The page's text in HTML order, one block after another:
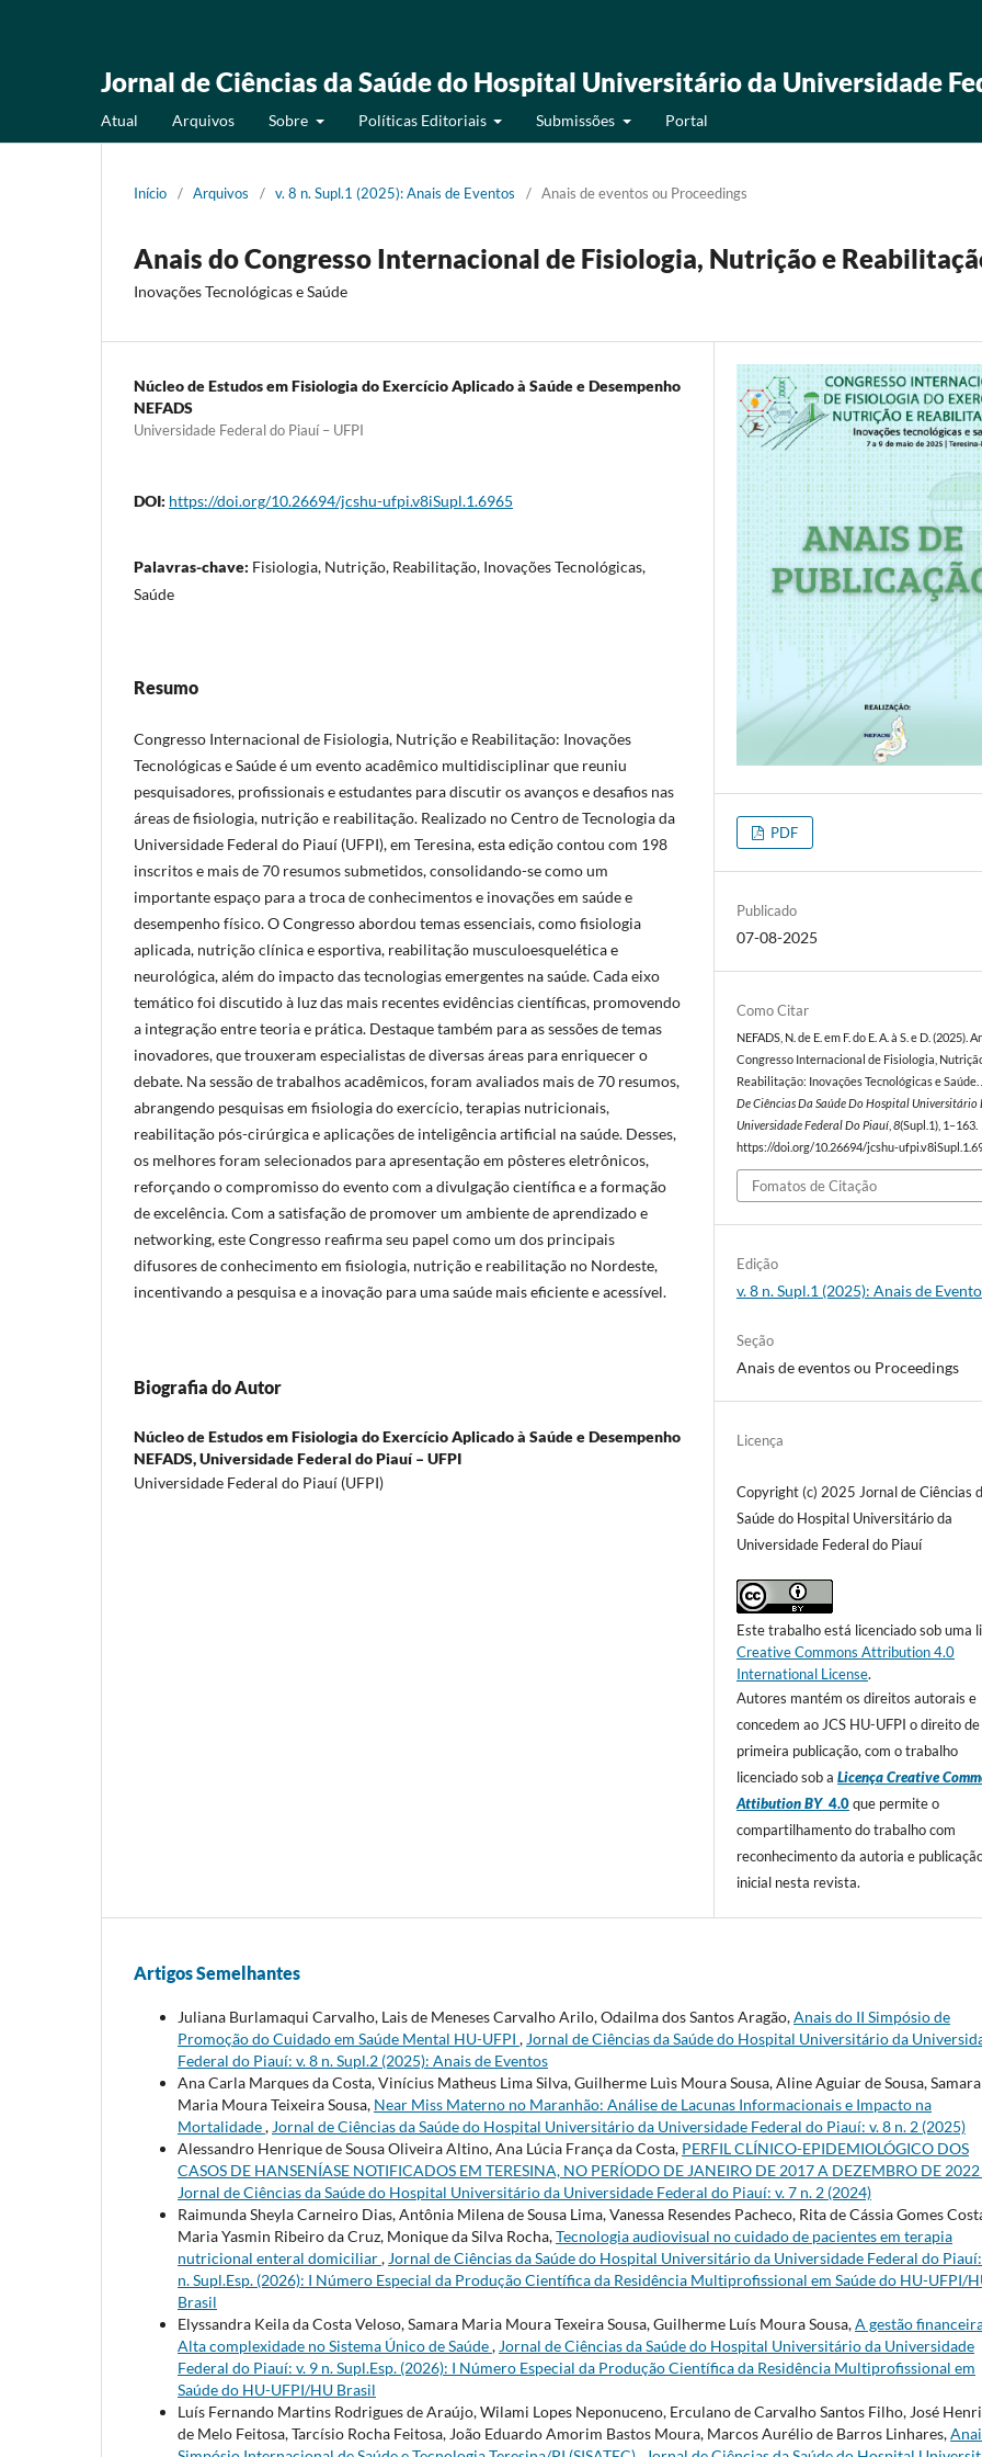
Jornal de Ciências da Saúde do Hospital Universitário da Universidade
Atual Arquivos Sobre Políticas Editoriais Submissões Portal
Início / Arquivos / v. 8 n. Supl.1 (2025): Anais de Eventos / Anais de eventos ou Proceedings
Anais do Congresso Internacional de Fisiologia, Nutrição e
Inovações Tecnológicas e Saúde
Núcleo de Estudos em Fisiologia do Exercício Aplicado à Saúde e Desempenho
NEFADS
Universidade Federal do Piauí – UFPI
DOI: https://doi.org/10.26694/jcshu-ufpi.v8iSupl.1.6965
Palavras-chave: Fisiologia, Nutrição, Reabilitação, Inovações Tecnológicas,
Saúde
Resumo
Congresso Internacional de Fisiologia, Nutrição e Reabilitação: Inovações
Tecnológicas e Saúde é um evento acadêmico multidisciplinar que reuniu
pesquisadores, profissionais e estudantes para discutir os avanços e desafios nas
áreas de fisiologia, nutrição e reabilitação. Realizado no Centro de Tecnologia da
Universidade Federal do Piauí (UFPI), em Teresina, esta edição contou com 198
inscritos e mais de 70 resumos submetidos, consolidando-se como um
importante espaço para a troca de conhecimentos e inovações em saúde e
desempenho físico. O Congresso abordou temas essenciais, como fisiologia
aplicada, nutrição clínica e esportiva, reabilitação musculoesquelética e
neurológica, além do impacto das tecnologias emergentes na saúde. Cada eixo
temático foi discutido à luz das mais recentes evidências científicas, promovendo
a integração entre teoria e prática. Destaque também para as sessões de temas
inovadores, que trouxeram especialistas de diversas áreas para enriquecer o
debate. Na sessão de trabalhos acadêmicos, foram avaliados mais de 70 resumos,
abrangendo pesquisas em fisiologia do exercício, terapias nutricionais,
reabilitação pós-cirúrgica e aplicações de inteligência artificial na saúde. Desses,
os melhores foram selecionados para apresentação em pôsteres eletrônicos,
reforçando o compromisso do evento com a divulgação científica e a formação
de excelência. Com a satisfação de promover um ambiente de aprendizado e
networking, este Congresso reafirma seu papel como um dos principais
difusores de conhecimento em fisiologia, nutrição e reabilitação no Nordeste,
incentivando a pesquisa e a inovação para uma saúde mais eficiente e acessível.
Biografia do Autor
Núcleo de Estudos em Fisiologia do Exercício Aplicado à Saúde e Desempenho
NEFADS,Universidade Federal do Piauí – UFPI
Universidade Federal do Piauí (UFPI)
PDF
Publicado
07-08-2025
Como Citar
NEFADS, N. de E. em F. do E. A. à S. e D. (2025).
Congresso Internacional de Fisiologia,
Reabilitação: Inovações Tecnológicas e Saúde.
De Ciências Da Saúde Do Hospital Universitário
Universidade Federal Do Piauí ,8(Supl.1), 1–163.
https://doi.org/10.26694/jcshu-
Fomatos de Citação
Edição
v. 8 n. Supl.1 (2025): Anais de
Seção
Anais de eventos ou Proceedings
Licença
Copyright (c) 2025 Jornal de Ciências
Saúde do Hospital Universitário da
Universidade Federal do Piauí
Este trabalho está licenciado sob uma
Creative Commons Attribution 4.0
International License.
Autores mantém os direitos autorais e
concedem ao JCS HU-UFPI o direito de
primeira publicação, com o trabalho
licenciado sob aLicença Creative
Attibution BY4.0que permite o
compartilhamento do trabalho com
reconhecimento da autoria e
inicial nesta revista.
Artigos Semelhantes
Juliana Burlamaqui Carvalho, Lais de Meneses Carvalho Arilo, Odailma dos Santos Aragão,Anais do II Simpósio de
Promoção do Cuidado em Saúde Mental HU-UFPI , Jornal de Ciências da Saúde do Hospital Universitário da
Federal do Piauí: v. 8 n. Supl.2 (2025): Anais de Eventos
Ana Carla Marques da Costa, Vinícius Matheus Lima Silva, Guilherme Luìs Moura Sousa, Aline Aguiar de Sousa, Samara
Maria Moura Teixeira Sousa, Near Miss Materno no Maranhão: Análise de Lacunas Informacionais e Impacto na
Mortalidade, Jornal de Ciências da Saúde do Hospital Universitário da Universidade Federal do Piauí: v. 8 n. 2 (2025)
Alessandro Henrique de Sousa Oliveira Altino, Ana Lúcia França da Costa, PERFIL CLÍNICO-EPIDEMIOLÓGICO DOS
CASOS DE HANSENÍASE NOTIFICADOS EM TERESINA, NO PERÍODO DE JANEIRO DE 2017 A DEZEMBRO DE 2022
Jornal de Ciências da Saúde do Hospital Universitário da Universidade Federal do Piauí: v. 7 n. 2 (2024)
Raimunda Sheyla Carneiro Dias, Antônia Milena de Sousa Lima, Vanessa Resendes Pacheco, Rita de Cássia Gomes
Maria Yasmin Ribeiro da Cruz, Monique da Silva Rocha,Tecnologia audiovisual no cuidado de pacientes em terapia
nutricional enteral domiciliar, Jornal de Ciências da Saúde do Hospital Universitário da Universidade Federal do
n. Supl.Esp. (2026): I Número Especial da Produção Científica da Residência Multiprofissional em Saúde do HU-UFPI/
Brasil
Elyssandra Keila da Costa Veloso, Samara Maria Moura Texeira Sousa, Guilherme Luís Moura Sousa,A gestão
Alta complexidade no Sistema Único de Saúde, Jornal de Ciências da Saúde do Hospital Universitário da Universidade
Federal do Piauí: v. 9 n. Supl.Esp. (2026): I Número Especial da Produção Científica da Residência Multiprofissional em
Saúde do HU-UFPI/HU Brasil
Luís Fernando Martins Rodrigues de Araújo, Wilami Lopes Neponuceno, Erculano de Carvalho Santos Filho, José
de Melo Feitosa, Tarcísio Rocha Feitosa, João Eduardo Amorim Bastos Moura, Marcos Aurélio de Barros Linhares,